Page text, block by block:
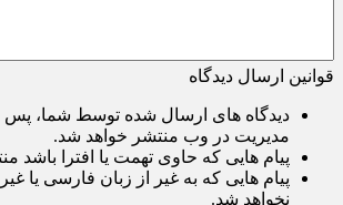
قوانین ارسال دیدگاه
دیدگاه های ارسال شده توسط شما، پس
مدیریت در وب منتشر خواهد شد.
پیام هایی که حاوی تهمت یا افترا باشد
پیام هایی که به غیر از زبان فارسی یا
نخواهد شد.